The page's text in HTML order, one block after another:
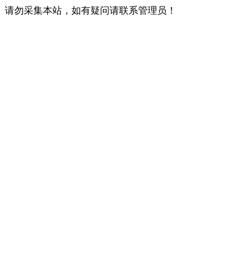
请勿采集本站，如有疑问请联系管理员！